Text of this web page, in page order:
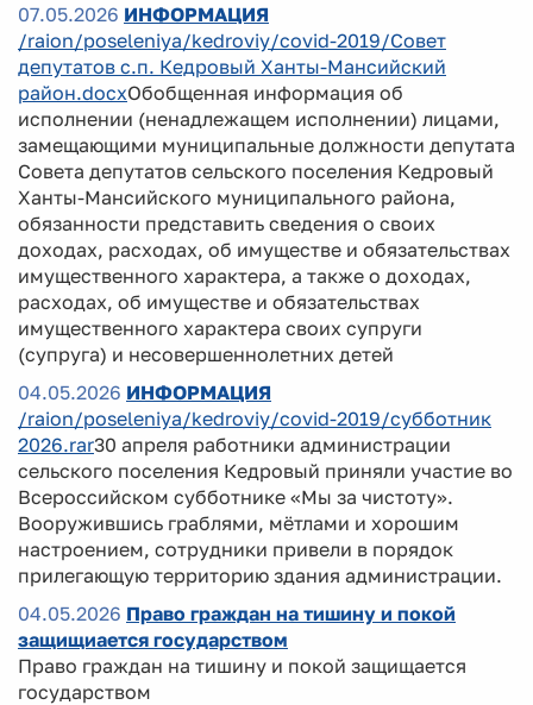
07.05.2026 ИНФОРМАЦИЯ
/raion/poseleniya/kedroviy/covid-2019/Совет
депутатов с.п. Кедровый Ханты-Мансийский
район.docxОбобщенная информация об
исполнении (ненадлежащем исполнении) лицами,
замещающими муниципальные должности депутата
Совета депутатов сельского поселения Кедровый
Ханты-Мансийского муниципального района,
обязанности представить сведения о своих
доходах, расходах, об имуществе и обязательствах
имущественного характера, а также о доходах,
расходах, об имуществе и обязательствах
имущественного характера своих супруги
(супруга) и несовершеннолетних детей
04.05.2026 ИНФОРМАЦИЯ
/raion/poseleniya/kedroviy/covid-2019/субботник
2026.rar30 апреля работники администрации
сельского поселения Кедровый приняли участие во
Всероссийском субботнике «Мы за чистоту».
Вооружившись граблями, мётлами и хорошим
настроением, сотрудники привели в порядок
прилегающую территорию здания администрации.
04.05.2026 Право граждан на тишину и покой
защищиается государством
Право граждан на тишину и покой защищается
государством